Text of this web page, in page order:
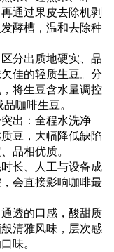
通过果皮去除机剥
酵槽，温和去除种
分出质地硬实、品
佳的轻质生豆。分
将生豆含水量调控
咖啡生豆。
出：全程水洗净
豆，大幅降低缺陷
品相优质。
长、人工与设备成
会直接影响咖啡最
透的口感，酸甜质
清雅风味，层次感
味。